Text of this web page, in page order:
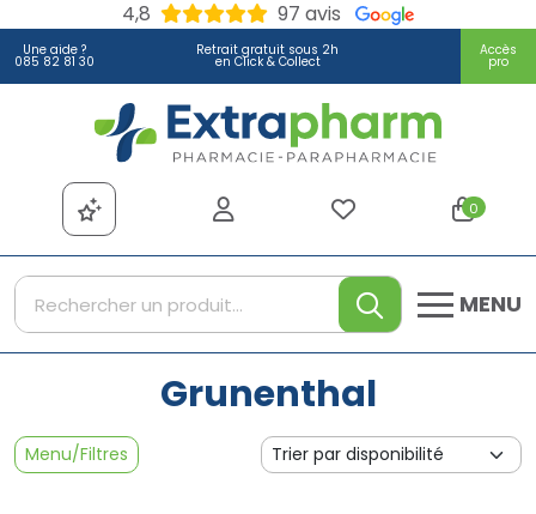
4,8 97 avis
Une aide ?
085 82 81 30
Retrait gratuit sous 2h
en Click & Collect
Accès
pro
Extrapharm Votre
0
MENU
Grunenthal
Menu/Filtres